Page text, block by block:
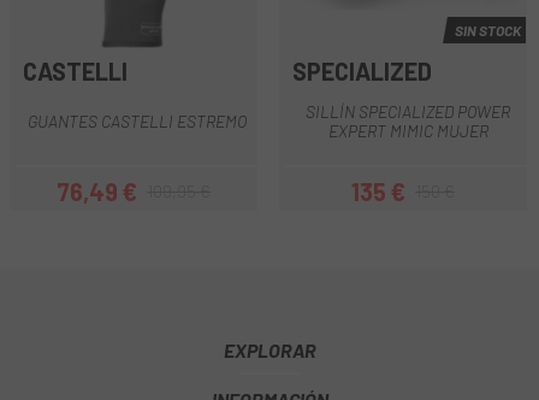
CASTELLI
GUANTES CASTELLI ESTREMO
Precio
76,49 €Precio regular
SIN STOCK
SPECIALIZED
SILLÍN SPECIALIZED POWER
EXPERT MIMIC MUJER
Precio
135 €Precio regular
EXPLORAR